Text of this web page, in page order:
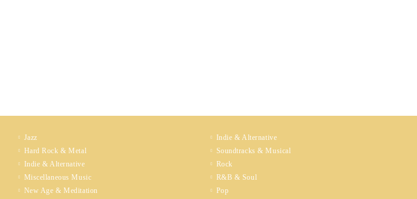
Jazz
Hard Rock & Metal
Indie & Alternative
Miscellaneous Music
New Age & Meditation
Indie & Alternative
Soundtracks & Musical
Rock
R&B & Soul
Pop